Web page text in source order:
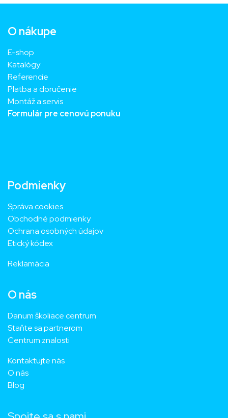
O nákupe
E-shop
Katalógy
Referencie
Platba a doručenie
Montáž a servis
Formulár pre cenovú ponuku
Podmienky
Správa cookies
Obchodné podmienky
Ochrana osobných údajov
Etický kódex
Reklamácia
O nás
Danum školiace centrum
Staňte sa partnerom
Centrum znalosti
Kontaktujte nás
O nás
Blog